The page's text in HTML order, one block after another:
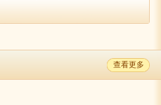
2021年全国演出经纪人员资格认定考试报名8月5日-25日
认定考前培训的通知
查看更多